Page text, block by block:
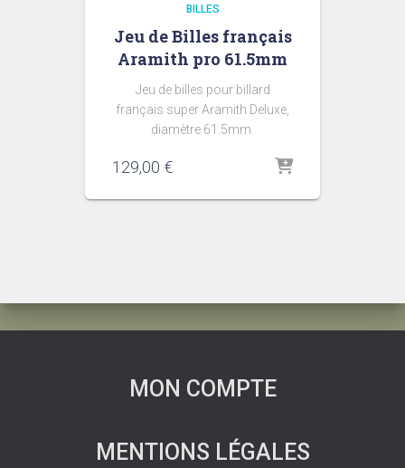
BILLES
Jeu de Billes français
Aramith pro 61.5mm
Jeu de billes pour billard
français super Aramith Deluxe,
diamètre 61.5mm.
129,00 €
MON COMPTE
MENTIONS LÉGALES